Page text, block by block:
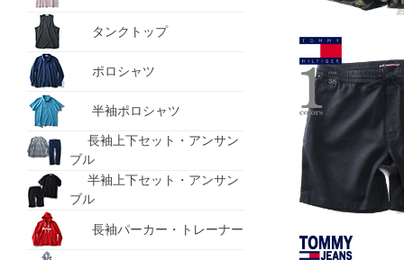
タンクトップ
ポロシャツ
半袖ポロシャツ
長袖上下セット・アンサン
ブル
半袖上下セット・アンサン
ブル
長袖パーカー・トレーナー